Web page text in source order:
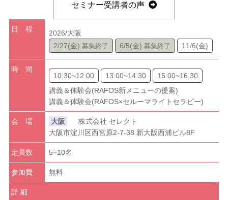
セミナー受講者の声
日 程
2/27(金) 6/5(金) 11/6(金)
時 間
10:30~12:00
13:00~14:30
15:00~16:30
講義＆体験会(RAFOS新メニューの提案)
講義＆体験会(RAFOS×セルーマライトセラピー)
会 場 大阪
株式会社 セレクト
大阪市淀川区西宮原2-7-38 新大阪西浦ビル8F
定員数 5~10名
参加費 無料
詳 細